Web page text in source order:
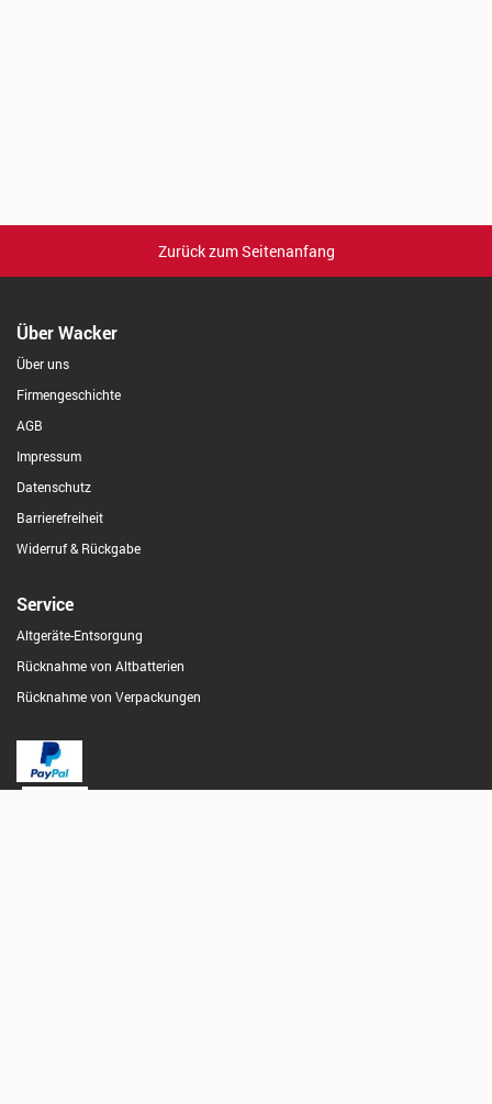
Zurück zum Seitenanfang
Über Wacker
Über uns
Firmengeschichte
AGB
Impressum
Datenschutz
Barrierefreiheit
Widerruf & Rückgabe
Service
Altgeräte-Entsorgung
Rücknahme von Altbatterien
Rücknahme von Verpackungen